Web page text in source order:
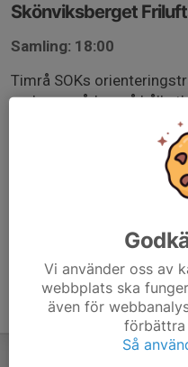
Skönviksberget
Samling: 18:00
Timrå SOKs
andra områden, så håll
Vi använder oss av
webbplats ska
även för
förbättra
Så